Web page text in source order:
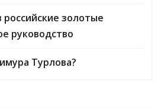
золотые
руководство
Турлова?